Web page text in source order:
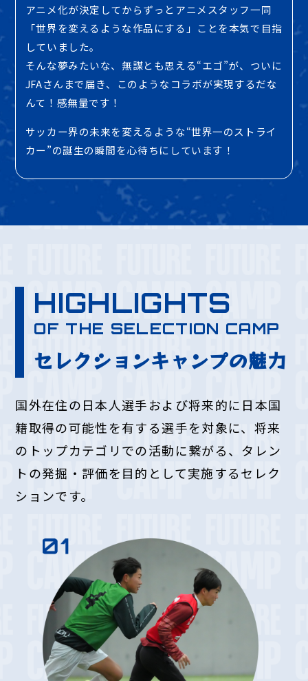
アニメ化が決定してからずっとアニメスタッフ一同
「世界を変えるような作品にする」ことを本気で目指
していました。
そんな夢みたいな、無謀とも思える“エゴ”が、ついに
JFAさんまで届き、このようなコラボが実現するだな
んて！感無量です！
サッカー界の未来を変えるような“世界一のストライ
カー”の誕生の瞬間を心待ちにしています！
HIGHLIGHTS
OF THE SELECTION CAMP
セレクションキャンプの魅力
国外在住の日本人選手および将来的に日本国
籍取得の可能性を有する選手を対象に、 将来
のトップカテゴリでの活動に繋がる、タレン
トの発掘・評価を目的として実施するセレク
ションです。